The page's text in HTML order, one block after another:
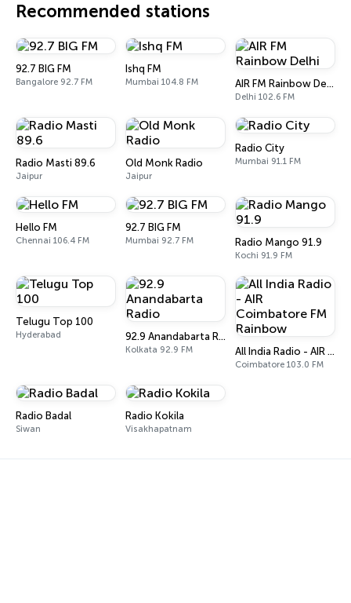
Recommended stations
92.7 BIG FM
Bangalore 92.7 FM
Ishq FM
Mumbai 104.8 FM AIR FM Rainbow Delhi
Delhi 102.6 FM
Radio Masti 89.6
Jaipur
Old Monk Radio
Jaipur
Radio City
Mumbai 91.1 FM
Hello FM
Chennai 106.4 FM
92.7 BIG FM
Mumbai 92.7 FM Radio Mango 91.9
Kochi 91.9 FM
Telugu Top 100
Hyderabad 92.9 Anandabarta Radio
Kolkata 92.9 FM All India Radio - AIR Coimbatore FM Rainbow
Coimbatore 103.0 FM
Radio Badal
Siwan
Radio Kokila
Visakhapatnam